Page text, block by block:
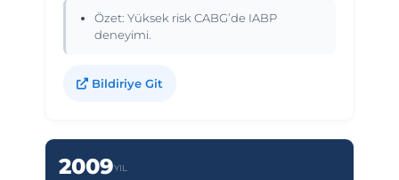
Özet: Yüksek risk CABG’de IABP
deneyimi.
Bildiriye Git
2009YIL